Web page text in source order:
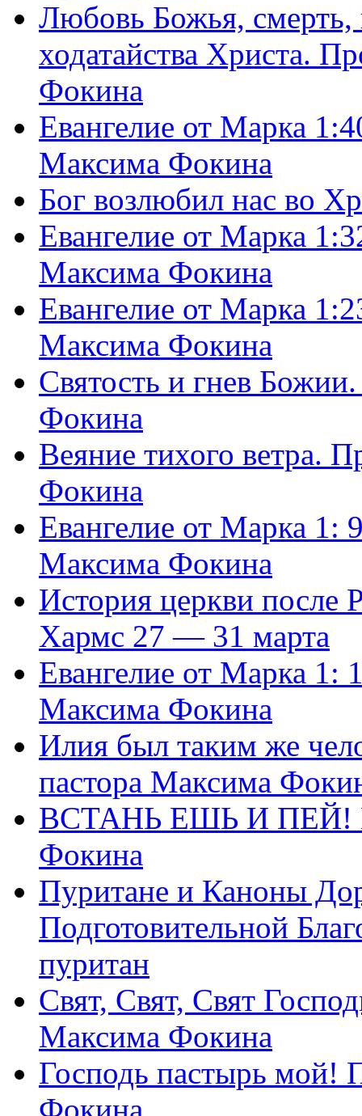
Любовь Божья, смерть,
ходатайства Христа.
Фокина
Евангелие от Марка
Максима Фокина
Бог возлюбил нас во
Евангелие от Марка
Максима Фокина
Евангелие от Марка
Максима Фокина
Святость и гнев
Фокина
Веяние тихого ветра.
Фокина
Евангелие от Марка 1:
Максима Фокина
История церкви
Хармс 27 — 31 марта
Евангелие от Марка 1:
Максима Фокина
Илия был таким же
пастора Максима
ВСТАНЬ ЕШЬ И ПЕЙ!
Фокина
Пуритане и Каноны
Подготовительной
пуритан
Свят, Свят, Свят
Максима Фокина
Господь пастырь мой!
Фокина